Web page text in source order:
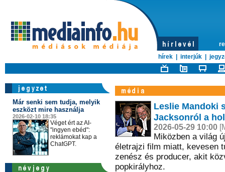
hírek
interjúk
Már senki sem tudja, melyik
eszközt mire használja
2026-02-10 18:35
Véget ért az AI-
"ingyen ebéd":
reklámokat kap a
ChatGPT.
Leslie Mandoki
Jacksonról a
2026-05-29 10:00
Miközben a világ
életrajzi film miatt, kevesen
zenész és producer, akit
popkirályhoz.